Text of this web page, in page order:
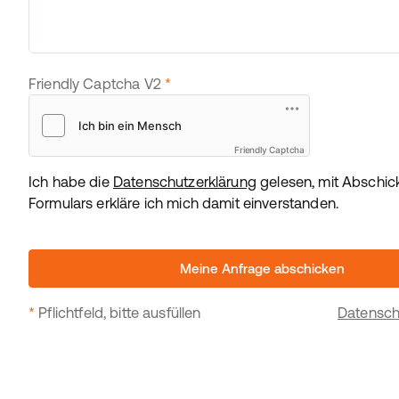
Friendly Captcha V2 *
Friendly Captcha
Ich habe die Datenschutzerklärung gelesen, mit
Formulars erkläre ich mich damit einverstanden.
Meine Anfrage abschicken
* Pflichtfeld, bitte ausfüllen